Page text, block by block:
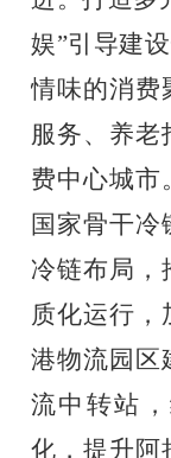
娱”引导建
情味的消费
服务、养老
费中心城市
国 家骨干冷
冷链布局，
质化运行
港物流园区
流中转站
化，提升阿